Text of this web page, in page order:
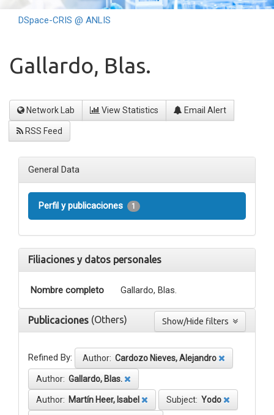
DSpace-CRIS @ ANLIS
Gallardo, Blas.
Network Lab View Statistics Email Alert
RSS Feed
General Data
Perfil y publicaciones 1
Filiaciones y datos personales
Nombre completo Gallardo, Blas.
Publicaciones (Others)
Refined By: Author: Cardozo Nieves, Alejandro
Author: Gallardo, Blas.
Author: Martín Heer, Isabel Subject: Yodo